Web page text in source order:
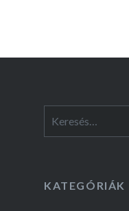
KATEGÓRIÁK